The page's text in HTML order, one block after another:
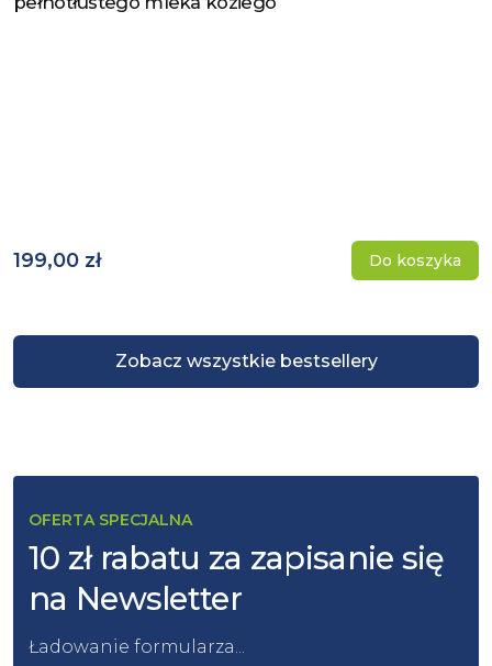
Zobacz wszystkie bestsellery
199,00 zł Do koszyka
OFERTA SPECJALNA
10 zł rabatu za zapisanie się
na Newsletter
Ładowanie formularza...